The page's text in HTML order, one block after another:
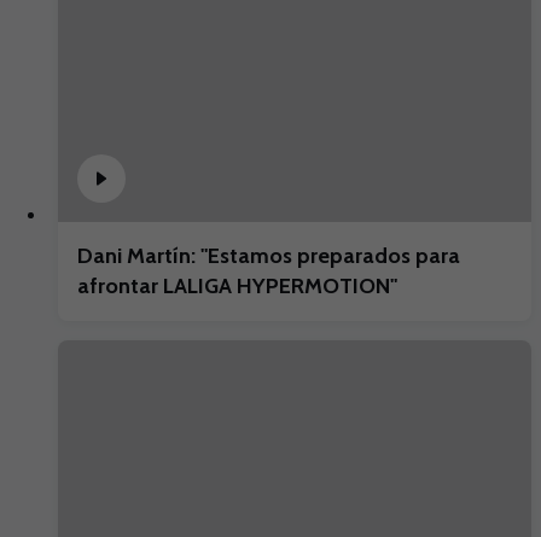
Dani Martín: "Estamos preparados para
afrontar LALIGA HYPERMOTION"